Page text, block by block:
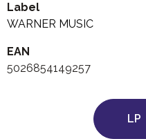
7. Brisé
8. Fuego
9. Je N’ai Pas Besoin De Toi
LP2
2. Soirée Parisienne
Label
WARNER MUSIC
EAN
5026854149257
LP